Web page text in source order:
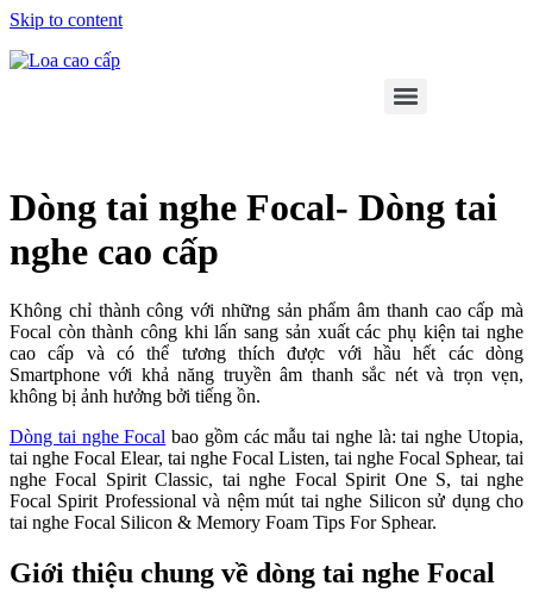
Skip to content
Dòng tai nghe Focal- Dòng tai
nghe cao cấp
Không chỉ thành công với những sản phẩm âm thanh cao cấp mà
Focal còn thành công khi lấn sang sản xuất các phụ kiện tai nghe
cao cấp và có thể tương thích được với hầu hết các dòng
Smartphone với khả năng truyền âm thanh sắc nét và trọn vẹn,
không bị ảnh hưởng bởi tiếng ồn.
Dòng tai nghe Focal bao gồm các mẫu tai nghe là: tai nghe Utopia,
tai nghe Focal Elear, tai nghe Focal Listen, tai nghe Focal Sphear, tai
nghe Focal Spirit Classic, tai nghe Focal Spirit One S, tai nghe
Focal Spirit Professional và nệm mút tai nghe Silicon sử dụng cho
tai nghe Focal Silicon & Memory Foam Tips For Sphear.
Giới thiệu chung về dòng tai nghe Focal